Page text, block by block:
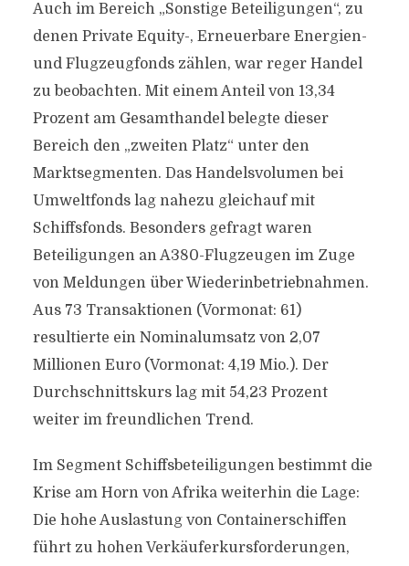
Auch im Bereich „Sonstige Beteiligungen“, zu
denen Private Equity-, Erneuerbare Energien-
und Flugzeugfonds zählen, war reger Handel
zu beobachten. Mit einem Anteil von 13,34
Prozent am Gesamthandel belegte dieser
Bereich den „zweiten Platz“ unter den
Marktsegmenten. Das Handelsvolumen bei
Umweltfonds lag nahezu gleichauf mit
Schiffsfonds. Besonders gefragt waren
Beteiligungen an A380-Flugzeugen im Zuge
von Meldungen über Wiederinbetriebnahmen.
Aus 73 Transaktionen (Vormonat: 61)
resultierte ein Nominalumsatz von 2,07
Millionen Euro (Vormonat: 4,19 Mio.). Der
Durchschnittskurs lag mit 54,23 Prozent
weiter im freundlichen Trend.
Im Segment Schiffsbeteiligungen bestimmt die
Krise am Horn von Afrika weiterhin die Lage:
Die hohe Auslastung von Containerschiffen
führt zu hohen Verkäuferkursforderungen,